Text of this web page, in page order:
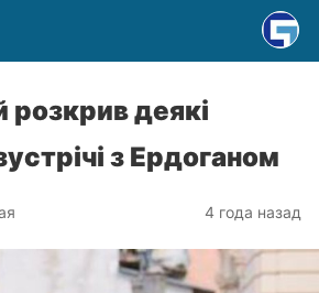
розкрив деякі
з Ердоганом
4 года назад